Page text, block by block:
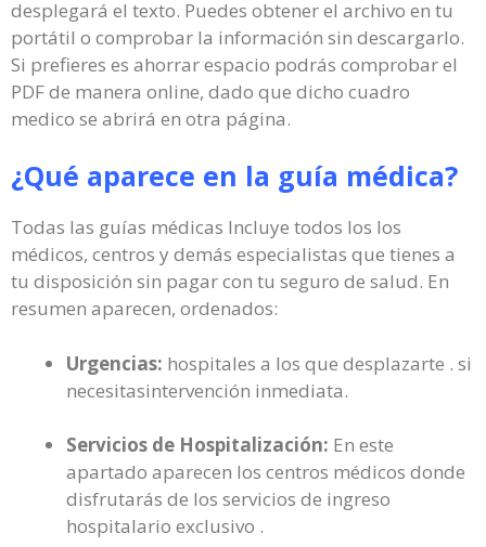
desplegará el texto. Puedes obtener el archivo en tu
portátil o comprobar la información sin descargarlo.
Si prefieres es ahorrar espacio podrás comprobar el
PDF de manera online, dado que dicho cuadro
medico se abrirá en otra página.
¿Qué aparece en la guía médica?
Todas las guías médicas Incluye todos los los
médicos, centros y demás especialistas que tienes a
tu disposición sin pagar con tu seguro de salud. En
resumen aparecen, ordenados:
Urgencias: hospitales a los que desplazarte . si
necesitasintervención inmediata.
Servicios de Hospitalización: En este
apartado aparecen los centros médicos donde
disfrutarás de los servicios de ingreso
hospitalario exclusivo .